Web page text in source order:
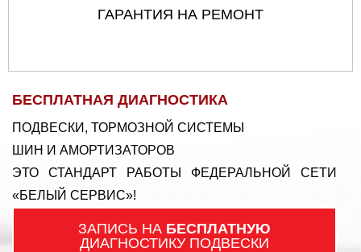
ГАРАНТИЯ НА РЕМОНТ
БЕСПЛАТНАЯ ДИАГНОСТИКА
ПОДВЕСКИ, ТОРМОЗНОЙ СИСТЕМЫ
ШИН И АМОРТИЗАТОРОВ
ЭТО СТАНДАРТ РАБОТЫ ФЕДЕРАЛЬНОЙ СЕТИ
«БЕЛЫЙ СЕРВИС»!
ЗАПИСЬ НА БЕСПЛАТНУЮ
ДИАГНОСТИКУ ПОДВЕСКИ